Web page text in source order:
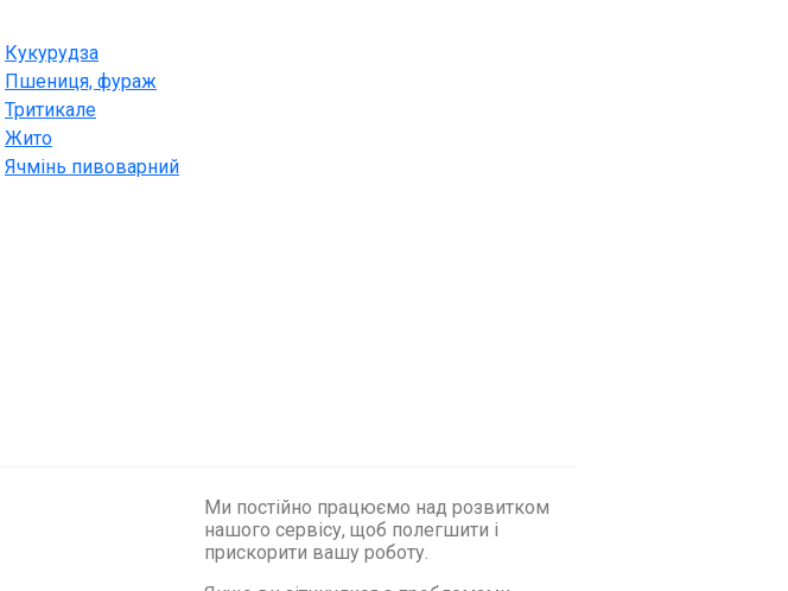
Кукурудза
Пшениця, фураж
Тритикале
Жито
Ячмінь пивоварний
Ми постійно працюємо над розвитком
нашого сервісу, щоб полегшити і
прискорити вашу роботу.